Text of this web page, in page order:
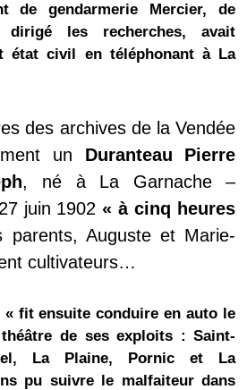
de gendarmerie Mercier, de
les recherches, avait
état civil en téléphonant à La
des archives de la Vendée
un Duranteau Pierre
, né à La Garnache –
juin 1902 « à cinq heures
parents, Auguste et Marie-
cultivateurs…
« fit ensuite conduire en auto le
de ses exploits : Saint-
La Plaine, Pornic et La
pu suivre le malfaiteur dans